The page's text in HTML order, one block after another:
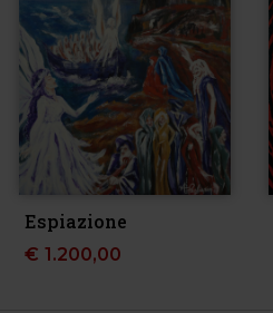
Espiazione
€ 1.200,00